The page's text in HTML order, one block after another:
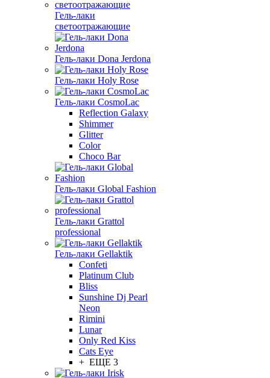
Гель-лаки
светоотражающие
Гель-лаки Dona Jerdona
Гель-лаки Holy Rose
Гель-лаки CosmoLac
Reflection Galaxy
Shimmer
Glitter
Color
Choco Bar
Гель-лаки Global Fashion
Гель-лаки Grattol
professional
Гель-лаки Gellaktik
Confeti
Platinum Club
Bliss
Sunshine Dj Pearl
Neon
Rimini
Lunar
Only Red Kiss
Cats Eye
+ ЕЩЕ 3